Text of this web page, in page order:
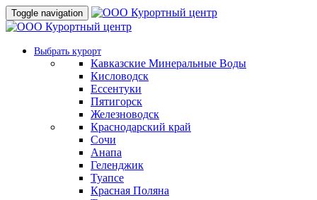
Toggle navigation
Выбрать курорт
Кавказские Минеральные Воды
Кисловодск
Ессентуки
Пятигорск
Железноводск
Краснодарский край
Сочи
Анапа
Геленджик
Туапсе
Красная Поляна